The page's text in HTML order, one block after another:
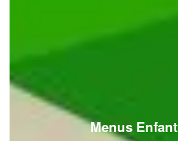
Menus Enfant